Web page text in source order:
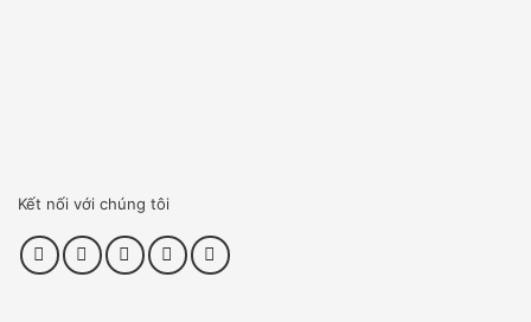
Kết nối với chúng tôi